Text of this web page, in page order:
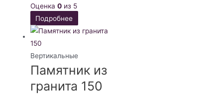
Оценка0 из 5
Подробнее
Вертикальные
Памятник из
гранита 150